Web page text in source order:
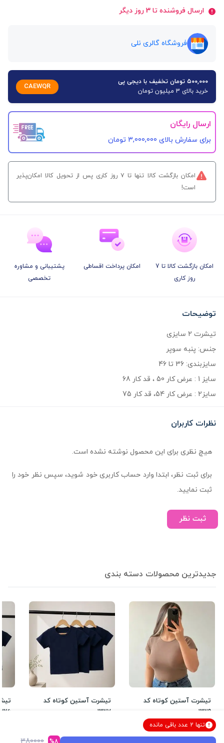
تنها 2 عدد باقی مانده
ارسال فروشنده تا 3 روز دیگر
فروشگاه گالری نلی
۵۰۰,۰۰۰ تومان تخفیف با دیجی پی
خرید بالای 3 میلیون تومان
CAEWQR
ارسال رایگان
برای سفارش‌ بالای 3,000,000 تومان
امکان بازگشت کالا تنها تا ۷ روز کاری پس از تحویل کالا امکان‌پذیر
است!
امکان بازگشت کالا تا 7
روز کاری
امکان پرداخت اقساطی
پشتیبانی و مشاوره
تخصصی
توضیحات
تیشرت 2 سایزی
جنس: پنبه سوپر
سایزبندی: 36 تا 46
سایز 1 : عرض کار 50 ، قد کار 68
سایز2 : عرض کار 54، قد کار 75
نظرات کاربران
هیچ نظری برای این محصول نوشته نشده است.
برای ثبت نظر، ابتدا وارد حساب کاربری خود شوید، سپس نظر خود را
ثبت نمایید.
ثبت نظر
جدیدترین محصولات دسته بندی
تیشرت آستین کوتاه کد
1329
750,000
تیشرت آستین کوتاه کد
1327
750,000 تومان